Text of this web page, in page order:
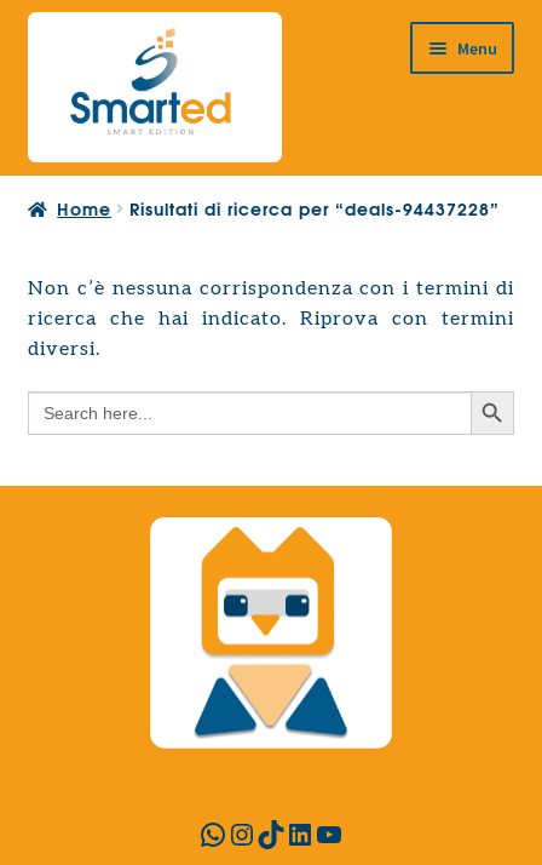
Vai
navigazione
Vai
contenuto
Menu
HOME
PRODOTTI
Espandi
il
child
PROGETTAZIONE EUROPEA
menu
child
Search
Home Risultati di ricerca per “deals-94437228”
Non c’è nessuna corrispondenza con i termini di
ricerca che hai indicato. Riprova con termini
diversi.
Search
for:
Search Button
WhatsApp
Instagram
TikTok
LinkedIn
YouTube